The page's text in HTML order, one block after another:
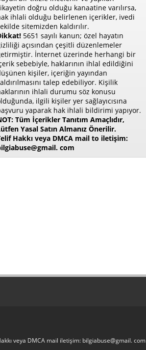
doğru olduğu kanaatine varılırsa,
ihlali olduğu belirlenen içerikler, ivedi
sitemizden kaldırılır.
5651 sayılı kanun; özel hayatın
açısından çeşitli düzenlemeler
İnternet üzerinde herhangi bir
sebebiyle, haklarının ihlal edildiğini
kişiler, içeriğin yayından
talep edebiliyor. Kişilik
ihlali durumu söz konusu
ilgili kişiler yer sağlayıcısına
yaparak hak ihlali bildirimi yapıyor.
Tüm İçerikler Tanıtım Amaçlıdır,
Yasal Satın Almanız Önerilir.
Hakkı veya DMCA mail to iletişim:
com
veya DMCA mail iletişim: bilgiabuse@gmail. com